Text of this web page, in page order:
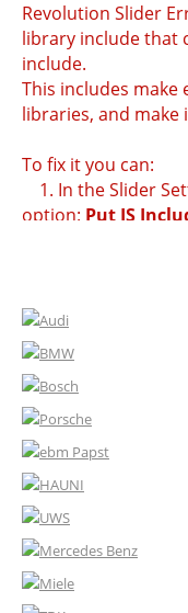
Revolution Slider
library include that
include.
This includes
libraries, and make
To fix it you can:
1. In the Slider
option: Put JS